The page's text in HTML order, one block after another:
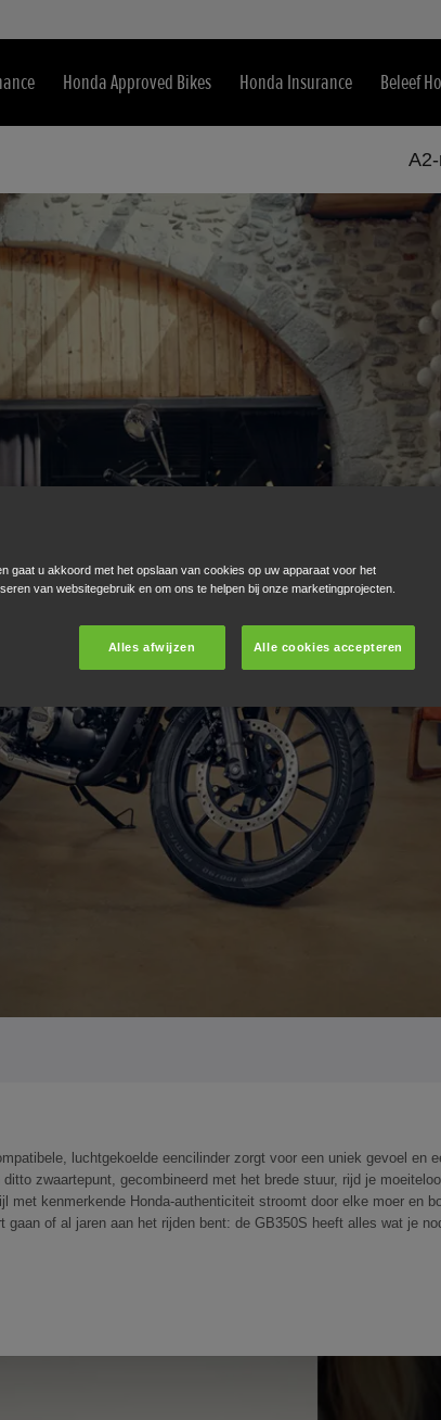
Honda Approved Bikes Honda Insurance Beleef
luchtgekoelde eencilinder zorgt voor een uniek gevoel en
zwaartepunt, gecombineerd met het brede stuur, rijd je
met kenmerkende Honda-authenticiteit stroomt door elke moer en
of al jaren aan het rijden bent: de GB350S heeft alles wat je
gaat u akkoord met het opslaan van cookies op uw apparaat voor het
van websitegebruik en om ons te helpen bij onze marketingprojecten.
Alles afwijzen Alle cookies accepteren